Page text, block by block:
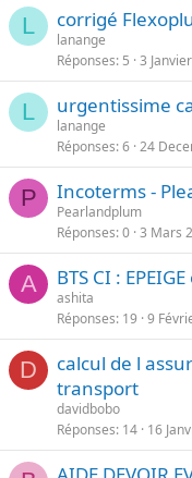
L corrigé
lanange
Réponses 5 3
L urgentissime
lanange
Réponses 6 24
P Incoterms -
Pearlandplum
Réponses 0 3 Mars
A BTS CI :
ashita
Réponses 19 9
D
calcul de l
transport
davidbobo
Réponses 14 16